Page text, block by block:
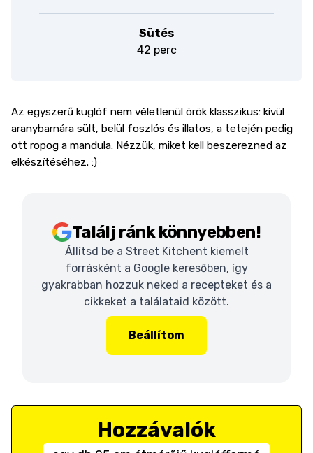
Sütés
42 perc
Az egyszerű kuglóf nem véletlenül örök klasszikus: kívül
aranybarnára sült, belül foszlós és illatos, a tetején pedig
ott ropog a mandula. Nézzük, miket kell beszerezned az
elkészítéséhez. :)
Találj ránk könnyebben!
Állítsd be a Street Kitchent kiemelt
forrásként a Google keresőben, így
gyakrabban hozzuk neked a recepteket és a
cikkeket a találataid között.
Beállítom
Hozzávalók